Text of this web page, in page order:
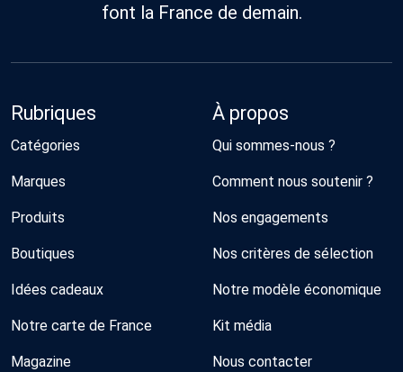
font la France de demain.
Rubriques
Catégories
Marques
Produits
Boutiques
Idées cadeaux
Notre carte de France
Magazine
À propos
Qui sommes-nous ?
Comment nous soutenir ?
Nos engagements
Nos critères de sélection
Notre modèle économique
Kit média
Nous contacter